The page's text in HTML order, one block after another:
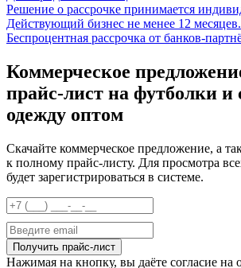
Решение о рассрочке принимается
Действующий бизнес не менее 12 месяцев.
Беспроцентная рассрочка от банков-
Коммерческое
прайс-лист на футболки
одежду оптом
Скачайте коммерческое предложение, а
к полному прайс-листу. Для просмотра
будет зарегистрироваться в системе.
Нажимая на кнопку, вы даёте согласие на